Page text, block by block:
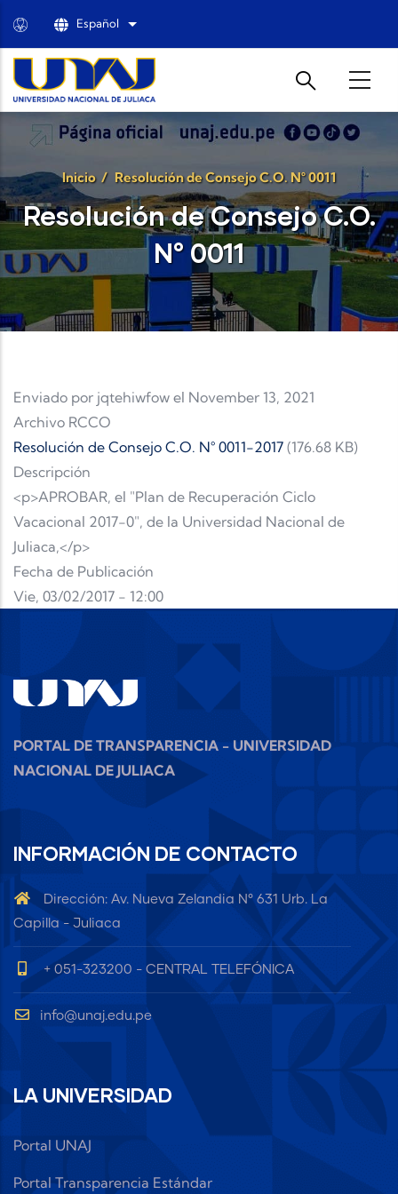
Español Lista adicional de acciones
Inicio / Resolución de Consejo C.O. N° 0011
Resolución de Consejo C.O.
N° 0011
Enviado por jqtehiwfow el November 13, 2021
Archivo RCCO
Resolución de Consejo C.O. N° 0011-2017 (176.68 KB)
Descripción
<p>APROBAR, el "Plan de Recuperación Ciclo
Vacacional 2017-0", de la Universidad Nacional de
Juliaca,</p>
Fecha de Publicación
Vie, 03/02/2017 - 12:00
PORTAL DE TRANSPARENCIA - UNIVERSIDAD
NACIONAL DE JULIACA
INFORMACIÓN DE CONTACTO
Dirección: Av. Nueva Zelandia N° 631 Urb. La
Capilla - Juliaca
+ 051-323200 - CENTRAL TELEFÓNICA
info@unaj.edu.pe
LA UNIVERSIDAD
Portal UNAJ
Portal Transparencia Estándar